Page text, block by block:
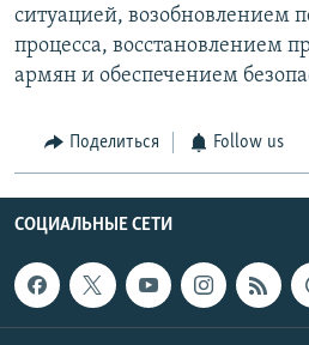
ситуацией, возобновлением
процесса, восстановлением
армян и обеспечением
Поделиться Follow us
СОЦИАЛЬНЫЕ СЕТИ